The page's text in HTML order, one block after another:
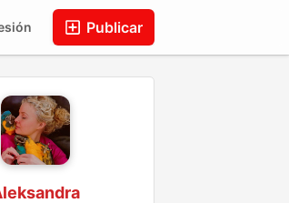
Publicar